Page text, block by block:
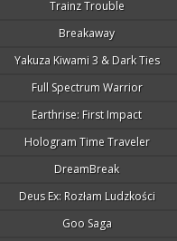
Trainz Trouble
Breakaway
Yakuza Kiwami 3 & Dark Ties
Full Spectrum Warrior
Earthrise: First Impact
Hologram Time Traveler
DreamBreak
Deus Ex: Rozłam Ludzkości
Goo Saga